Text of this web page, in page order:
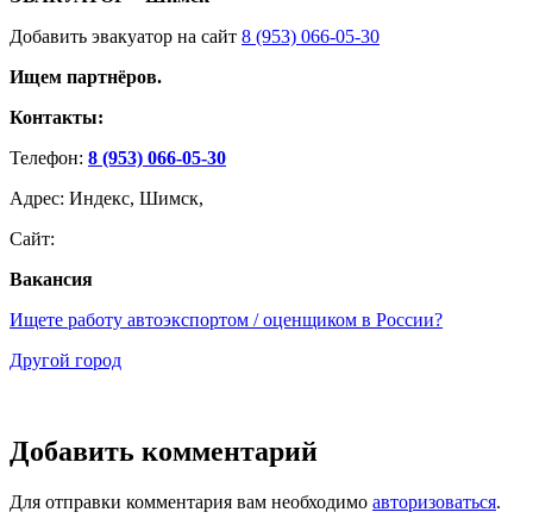
Добавить эвакуатор на сайт 8 (953) 066-05-30
Ищем партнёров.
Контакты:
Телефон: 8 (953) 066-05-30
Адрес: Индекс, Шимск,
Сайт:
Вакансия
Ищете работу автоэкспортом / оценщиком в России?
Другой город
Добавить комментарий
Для отправки комментария вам необходимо авторизоваться.